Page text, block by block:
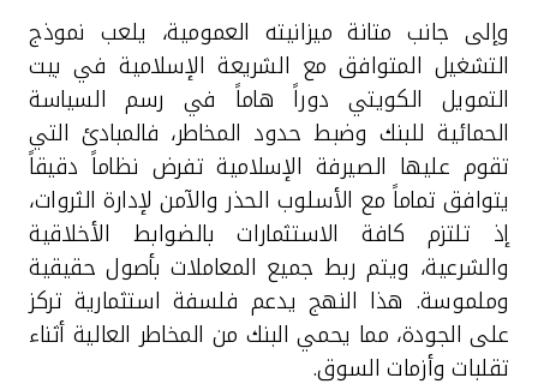
وإلى جانب متانة ميزانيته العمومية، يلعب نموذج
التشغيل المتوافق مع الشريعة الإسلامية في بيت
التمويل الكويتي دوراً هاماً في رسم السياسة
الحمائية للبنك وضبط حدود المخاطر، فالمبادئ التي
تقوم عليها الصيرفة الإسلامية تفرض نظاماً دقيقاً
يتوافق تماماً مع الأسلوب الحذر والآمن لإدارة الثروات،
إذ تلتزم كافة الاستثمارات بالضوابط الأخلاقية
والشرعية، ويتم ربط جميع المعاملات بأصول حقيقية
وملموسة. هذا النهج يدعم فلسفة استثمارية تركز
على الجودة، مما يحمي البنك من المخاطر العالية أثناء
تقلبات وأزمات السوق.